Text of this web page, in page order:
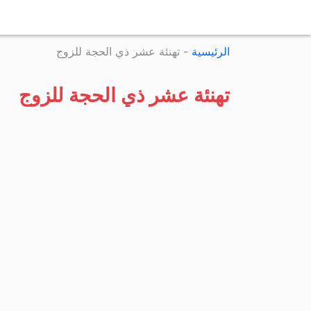
الرئيسية - تهنئة عشر ذي الحجة للزوج
تهنئة عشر ذي الحجة للزوج